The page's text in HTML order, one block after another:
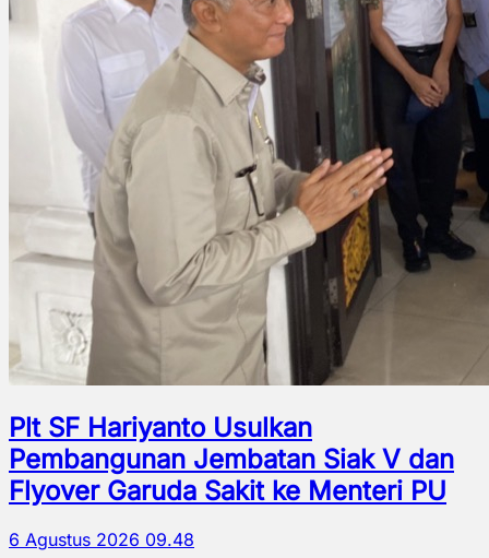
Plt SF Hariyanto Usulkan
Pembangunan Jembatan Siak V dan
Flyover Garuda Sakit ke Menteri PU
6 Agustus 2026 09.48